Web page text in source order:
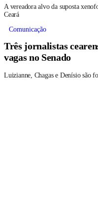
A vereadora alvo da suposta
Ceará
Comunicação
Três jornalistas
vagas no Senado
Luizianne, Chagas e Denísio são